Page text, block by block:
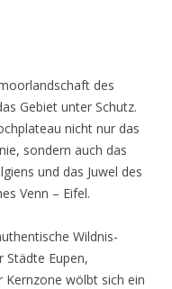
des
Gebiet unter Schutz.
nicht nur das
sondern auch das
und das Juwel des
Venn – Eifel.
Wildnis-
Städte Eupen,
Kernzone wölbt sich ein